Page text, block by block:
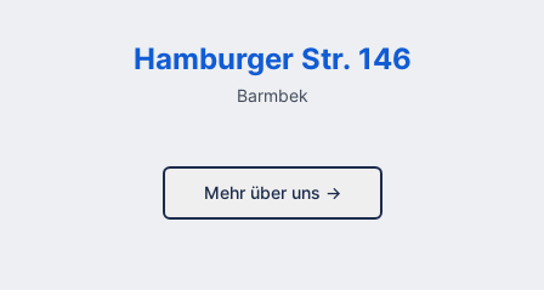
Hamburger Str. 146
Barmbek
Mehr über uns →